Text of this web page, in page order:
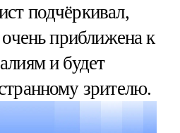
подчёркивал,
приближена к
и будет
зрителю.